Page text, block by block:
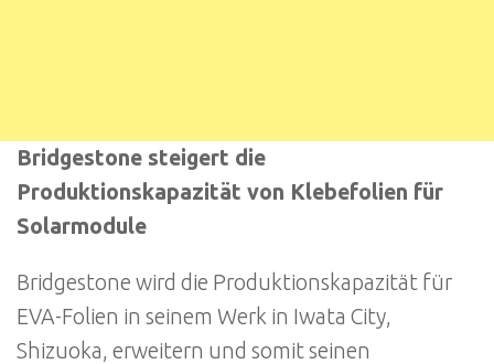
Bridgestone steigert die
Produktionskapazität von Klebefolien für
Solarmodule
Bridgestone wird die Produktionskapazität für
EVA-Folien in seinem Werk in Iwata City,
Shizuoka, erweitern und somit seinen